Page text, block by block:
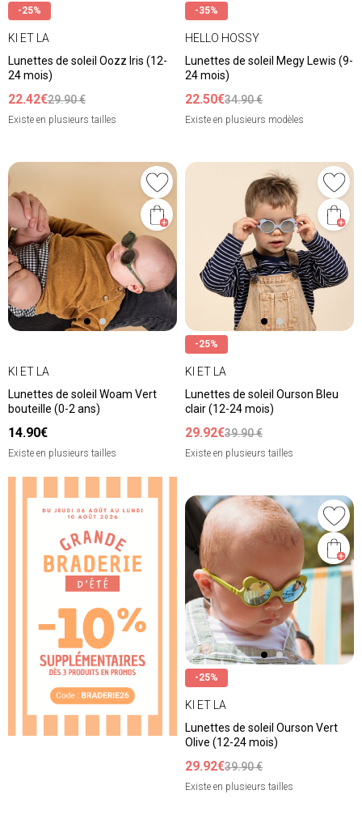
-25%
KI ET LA
Lunettes de soleil Oozz Iris (12-
24 mois)
22.42€29.90 €
Existe en plusieurs tailles
-35%
HELLO HOSSY
Lunettes de soleil Megy Lewis (9-
24 mois)
22.50€34.90 €
Existe en plusieurs modèles
KI ET LA
Lunettes de soleil Woam Vert
bouteille (0-2 ans)
14.90€
Existe en plusieurs tailles
-25%
KI ET LA
Lunettes de soleil Ourson Bleu
clair (12-24 mois)
29.92€39.90 €
Existe en plusieurs tailles
-25%
KI ET LA
Lunettes de soleil Ourson Vert
Olive (12-24 mois)
29.92€39.90 €
Existe en plusieurs tailles